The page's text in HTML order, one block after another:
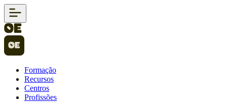
Formação
Recursos
Centros
Profissões